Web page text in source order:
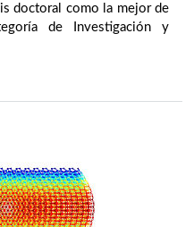
doctoral como la mejor de
de Investigación y